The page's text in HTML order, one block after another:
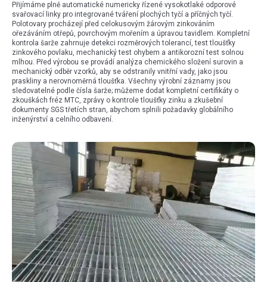
Přijímáme plně automatické numericky řízené vysokotlaké odporové
svařovací linky pro integrované tváření plochých tyčí a příčných tyčí.
Polotovary procházejí před celokusovým žárovým zinkováním
ořezáváním otřepů, povrchovým mořením a úpravou tavidlem. Kompletní
kontrola šarže zahrnuje detekci rozměrových tolerancí, test tloušťky
zinkového povlaku, mechanický test ohybem a antikorozní test solnou
mlhou. Před výrobou se provádí analýza chemického složení surovin a
mechanický odběr vzorků, aby se odstranily vnitřní vady, jako jsou
praskliny a nerovnoměrná tloušťka. Všechny výrobní záznamy jsou
sledovatelné podle čísla šarže; můžeme dodat kompletní certifikáty o
zkouškách fréz MTC, zprávy o kontrole tloušťky zinku a zkušební
dokumenty SGS třetích stran, abychom splnili požadavky globálního
inženýrství a celního odbavení.